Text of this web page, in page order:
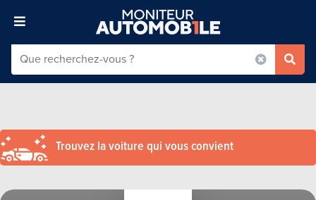
Trouvez la voiture qui vous convient